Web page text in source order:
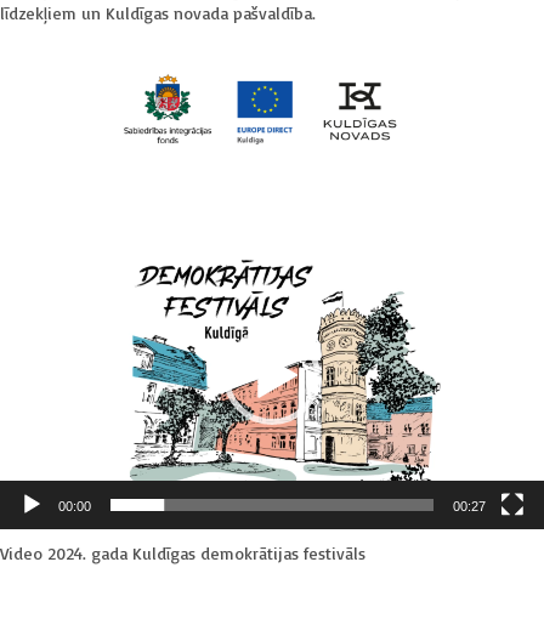
līdzekļiem un Kuldīgas novada pašvaldība.
00:00 00:27
Video 2024. gada Kuldīgas demokrātijas festivāls